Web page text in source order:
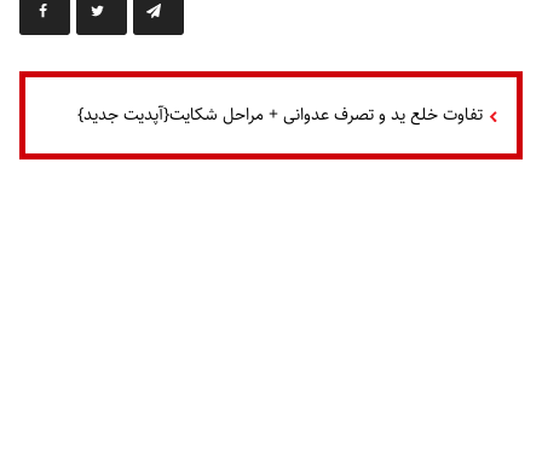
تفاوت خلع ید و تصرف عدوانی + مراحل شکایت{آپدیت جدید}